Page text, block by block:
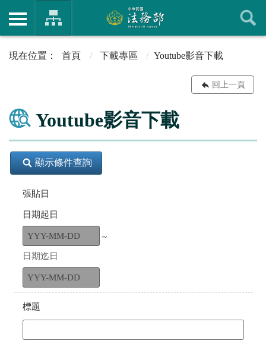
首頁 下載專區 Youtube影音下載
回上一頁
Youtube影音下載
顯示條件查詢
張貼日
日期起日
~
日期迄日
標題